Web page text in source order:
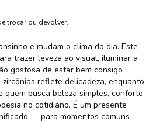
trocar ou devolver.
e mudam o clima do dia. Este
trazer leveza ao visual, iluminar a
gostosa de estar bem consigo
reflete delicadeza, enquanto
quem busca beleza simples, conforto
no cotidiano. É um presente
— para momentos comuns